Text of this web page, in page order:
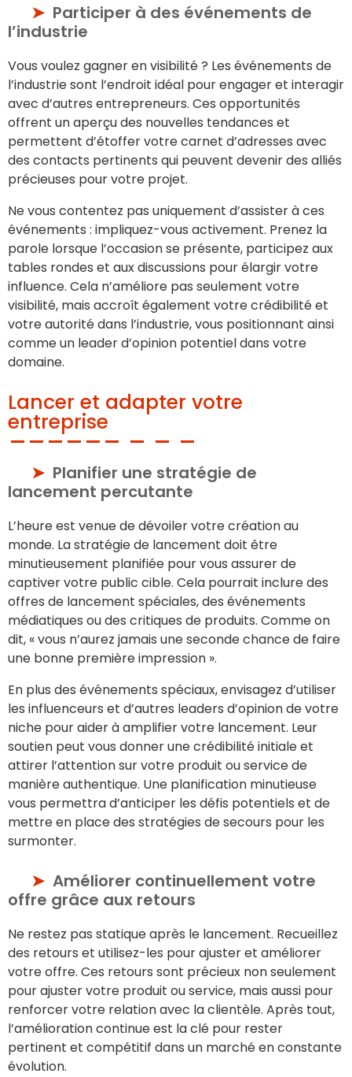
Participer à des événements de
l’industrie
Vous voulez gagner en visibilité ? Les événements de
l’industrie sont l’endroit idéal pour engager et interagir
avec d’autres entrepreneurs. Ces opportunités
offrent un aperçu des nouvelles tendances et
permettent d’étoffer votre carnet d’adresses avec
des contacts pertinents qui peuvent devenir des alliés
précieuses pour votre projet.
Ne vous contentez pas uniquement d’assister à ces
événements : impliquez-vous activement. Prenez la
parole lorsque l’occasion se présente, participez aux
tables rondes et aux discussions pour élargir votre
influence. Cela n’améliore pas seulement votre
visibilité, mais accroît également votre crédibilité et
votre autorité dans l’industrie, vous positionnant ainsi
comme un leader d’opinion potentiel dans votre
domaine.
Lancer et adapter votre
entreprise
Planifier une stratégie de
lancement percutante
L’heure est venue de dévoiler votre création au
monde. La stratégie de lancement doit être
minutieusement planifiée pour vous assurer de
captiver votre public cible. Cela pourrait inclure des
offres de lancement spéciales, des événements
médiatiques ou des critiques de produits. Comme on
dit, « vous n’aurez jamais une seconde chance de faire
une bonne première impression ».
En plus des événements spéciaux, envisagez d’utiliser
les influenceurs et d’autres leaders d’opinion de votre
niche pour aider à amplifier votre lancement. Leur
soutien peut vous donner une crédibilité initiale et
attirer l’attention sur votre produit ou service de
manière authentique. Une planification minutieuse
vous permettra d’anticiper les défis potentiels et de
mettre en place des stratégies de secours pour les
surmonter.
Améliorer continuellement votre
offre grâce aux retours
Ne restez pas statique après le lancement. Recueillez
des retours et utilisez-les pour ajuster et améliorer
votre offre. Ces retours sont précieux non seulement
pour ajuster votre produit ou service, mais aussi pour
renforcer votre relation avec la clientèle. Après tout,
l’amélioration continue est la clé pour rester
pertinent et compétitif dans un marché en constante
évolution.